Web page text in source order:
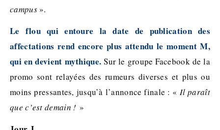
campus».
Le flou qui entoure la date de publication des
affectations rend encore plus attendu le moment M,
qui en devient mythique. Sur le groupe Facebook de la
promo sont relayées des rumeurs diverses et plus ou
moins pressantes, jusqu’à l’annonce finale : « Il paraît
que c’est demain ! »